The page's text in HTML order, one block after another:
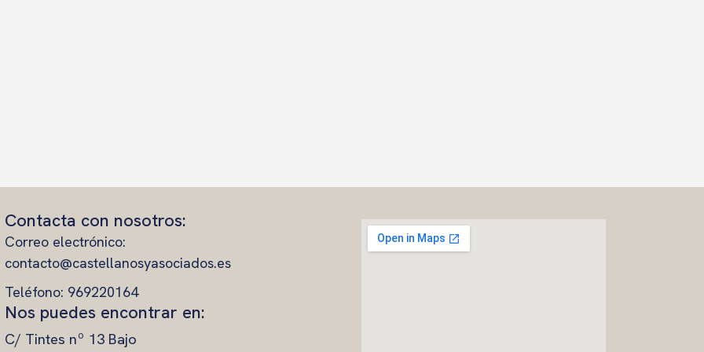
Contacta con nosotros:
Correo electrónico:
contacto@castellanosyasociados.es
Teléfono: 969220164
Nos puedes encontrar en:
C/ Tintes nº 13 Bajo